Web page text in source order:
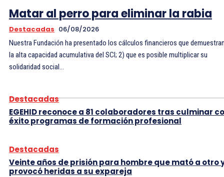
Matar al perro para eliminar la rabia
Destacadas 06/08/2026
Nuestra Fundación ha presentado los cálculos financieros que
la alta capacidad acumulativa del SCI; 2) que es posible multiplicar su
solidaridad social...
Destacadas
EGEHID reconoce a 81 colaboradores tras culminar
éxito programas de formación profesional
Destacadas
Veinte años de prisión para hombre que mató a otro
provocó heridas a su expareja